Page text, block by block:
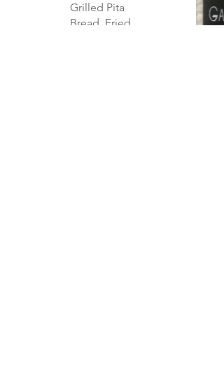
Grilled Pita
Bread, Fried